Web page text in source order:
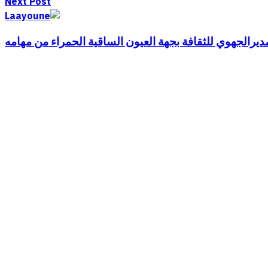
للثقافة بجهة العيون الساقية الحمراء من مهامه